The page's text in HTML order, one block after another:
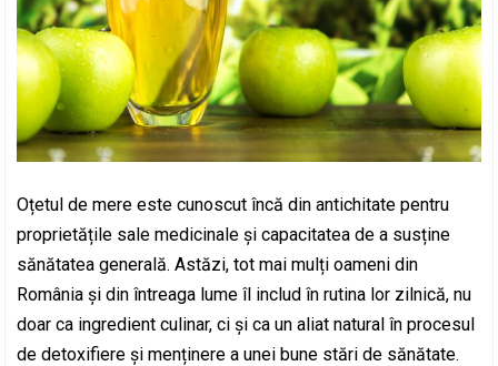
Oțetul de mere este cunoscut încă din antichitate pentru
proprietățile sale medicinale și capacitatea de a susține
sănătatea generală. Astăzi, tot mai mulți oameni din
România și din întreaga lume îl includ în rutina lor zilnică, nu
doar ca ingredient culinar, ci și ca un aliat natural în procesul
de detoxifiere și menținere a unei bune stări de sănătate.